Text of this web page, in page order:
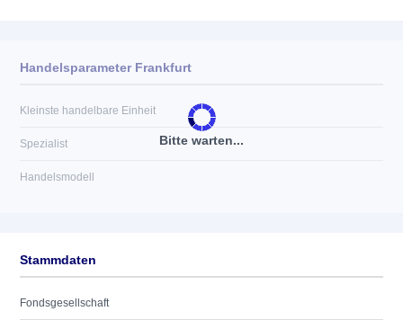
Bitte warten...
Handelsparameter Frankfurt
Kleinste handelbare Einheit
Spezialist
Handelsmodell
Stammdaten
Fondsgesellschaft